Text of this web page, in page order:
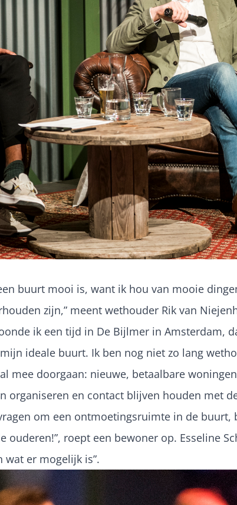
buurt mooi is, want ik hou van mooie
zijn,” meent wethouder Rik van
ik een tijd in De Bijlmer in Amsterdam,
ideale buurt. Ik ben nog niet zo lang
mee doorgaan: nieuwe, betaalbare
organiseren en contact blijven houden met
om een ontmoetingsruimte in de
ouderen!”, roept een bewoner op. Esseline
wat er mogelijk is”.